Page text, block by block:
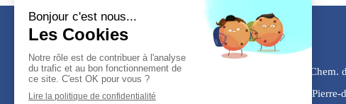
386 Chem.
Mont-de-Marsan, Saint-